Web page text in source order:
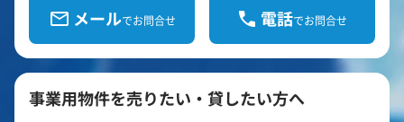
メールでお問合せ 電話でお問合せ
事業用物件を売りたい・貸したい方へ